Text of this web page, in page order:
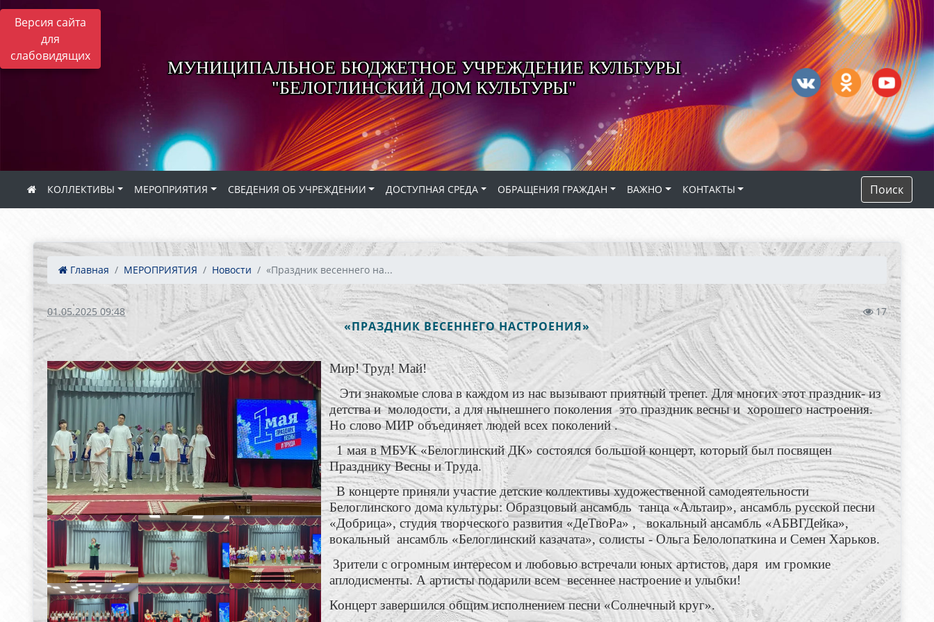
Версия сайта
для
слабовидящих
МУНИЦИПАЛЬНОЕ БЮДЖЕТНОЕ УЧРЕЖДЕНИЕ КУЛЬТУРЫ
"БЕЛОГЛИНСКИЙ ДОМ КУЛЬТУРЫ"
КОЛЛЕКТИВЫ МЕРОПРИЯТИЯ СВЕДЕНИЯ ОБ УЧРЕЖДЕНИИ ДОСТУПНАЯ СРЕДА ОБРАЩЕНИЯ ГРАЖДАН ВАЖНО КОНТАКТЫ Поиск
Главная МЕРОПРИЯТИЯ Новости «Праздник весеннего на...
01.05.2025 09:48 17
«ПРАЗДНИК ВЕСЕННЕГО НАСТРОЕНИЯ»
Мир! Труд! Май!
Эти знакомые слова в каждом из нас вызывают приятный трепет. Для многих этот праздник- из
детства и молодости, а для нынешнего поколения это праздник весны и хорошего настроения.
Но слово МИР объединяет людей всех поколений .
1 мая в МБУК «Белоглинский ДК» состоялся большой концерт, который был посвящен
Празднику Весны и Труда.
В концерте приняли участие детские коллективы художественной самодеятельности
Белоглинского дома культуры: Образцовый ансамбль танца «Альтаир», ансамбль русской песни
«Добрица», студия творческого развития «ДеТвоРа» , вокальный ансамбль «АБВГДейка»,
вокальный ансамбль «Белоглинский казачата», солисты - Ольга Белолопаткина и Семен Харьков.
Зрители с огромным интересом и любовью встречали юных артистов, даря им громкие
аплодисменты. А артисты подарили всем весеннее настроение и улыбки!
Концерт завершился общим исполнением песни «Солнечный круг».